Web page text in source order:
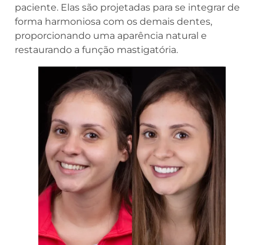
paciente. Elas são projetadas para se integrar de
forma harmoniosa com os demais dentes,
proporcionando uma aparência natural e
restaurando a função mastigatória.